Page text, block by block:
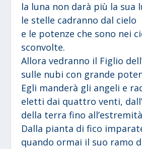
la luna non darà più la sua
le stelle cadranno dal cielo
e le potenze che sono nei
sconvolte.
Allora vedranno il Figlio
sulle nubi con grande
Egli manderà gli angeli e
eletti dai quattro venti,
della terra fino
Dalla pianta di fico
quando ormai il suo ramo